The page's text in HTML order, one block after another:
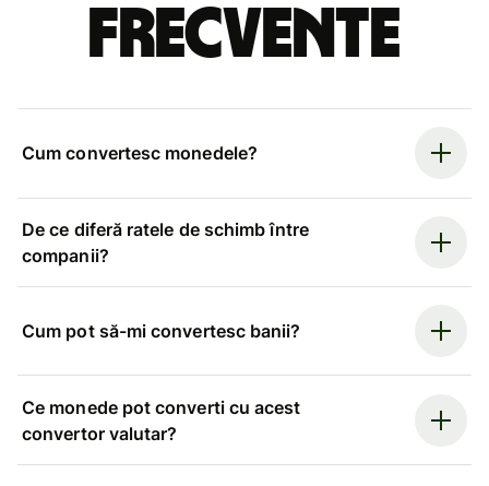
frecvente
Cum convertesc monedele?
De ce diferă ratele de schimb între
companii?
Cum pot să-mi convertesc banii?
Ce monede pot converti cu acest
convertor valutar?